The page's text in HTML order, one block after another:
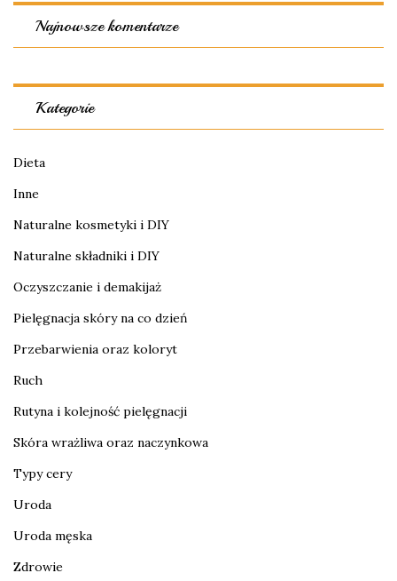
Najnowsze komentarze
Kategorie
Dieta
Inne
Naturalne kosmetyki i DIY
Naturalne składniki i DIY
Oczyszczanie i demakijaż
Pielęgnacja skóry na co dzień
Przebarwienia oraz koloryt
Ruch
Rutyna i kolejność pielęgnacji
Skóra wrażliwa oraz naczynkowa
Typy cery
Uroda
Uroda męska
Zdrowie